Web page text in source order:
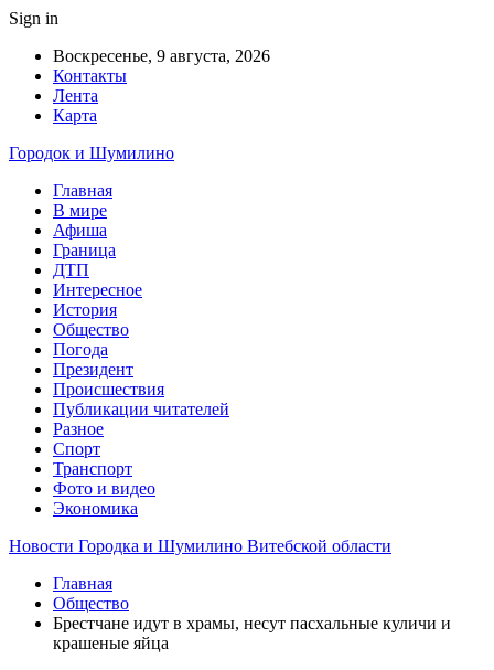
Sign in
Воскресенье, 9 августа, 2026
Контакты
Лента
Карта
Городок и Шумилино
Главная
В мире
Афиша
Граница
ДТП
Интересное
История
Общество
Погода
Президент
Происшествия
Публикации читателей
Разное
Спорт
Транспорт
Фото и видео
Экономика
Новости Городка и Шумилино Витебской области
Главная
Общество
Брестчане идут в храмы, несут пасхальные куличи и
крашеные яйца